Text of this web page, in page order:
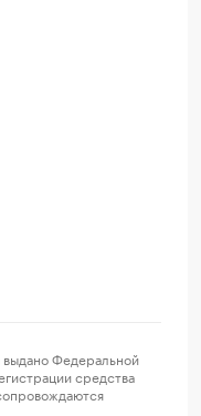
Федеральной
средства